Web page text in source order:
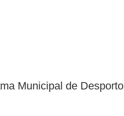
Municipal de Desporto